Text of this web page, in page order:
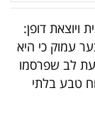
ויוצאת דופן:
עמוק כי היא
לב שפרסמו
טבע בלתי